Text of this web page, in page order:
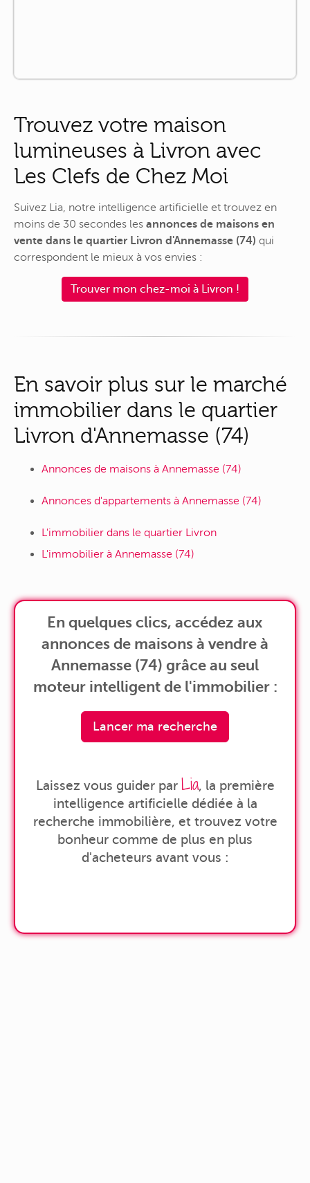
Trouvez votre maison
lumineuses à Livron avec
Les Clefs de Chez Moi
Suivez Lia, notre intelligence artificielle et trouvez en
moins de 30 secondes les annonces de maisons en
vente dans le quartier Livron d'Annemasse (74) qui
correspondent le mieux à vos envies :
Trouver mon chez-moi à Livron !
En savoir plus sur le marché
immobilier dans le quartier
Livron d'Annemasse (74)
Annonces de maisons à Annemasse (74)
Annonces d'appartements à Annemasse (74)
L'immobilier dans le quartier Livron
L'immobilier à Annemasse (74)
En quelques clics, accédez aux
annonces de maisons à vendre à
Annemasse (74) grâce au seul
moteur intelligent de l'immobilier :
Lancer ma recherche
Laissez vous guider par Lia, la première
intelligence artificielle dédiée à la
recherche immobilière, et trouvez votre
bonheur comme de plus en plus
d'acheteurs avant vous :